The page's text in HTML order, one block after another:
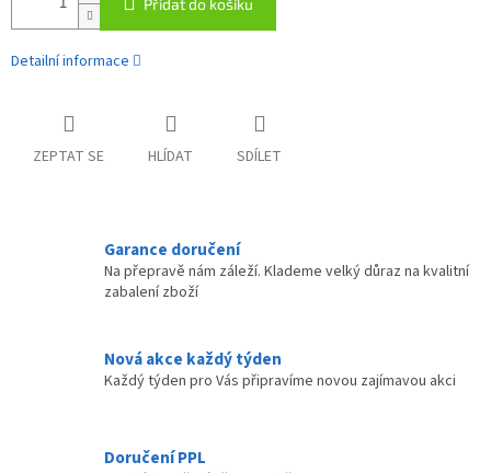
Přidat do košíku
Detailní informace
ZEPTAT SE HLÍDAT SDÍLET
Garance doručení
Na přepravě nám záleží. Klademe velký důraz na kvalitní
zabalení zboží
Nová akce každý týden
Každý týden pro Vás připravíme novou zajímavou akci
Doručení PPL